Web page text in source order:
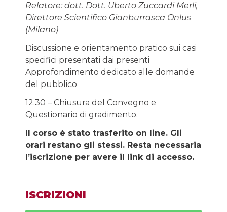
Relatore: dott. Dott. Uberto Zuccardi Merli,
Direttore Scientifico Gianburrasca Onlus
(Milano)
Discussione e orientamento pratico sui casi
specifici presentati dai presenti
Approfondimento dedicato alle domande
del pubblico
12.30 – Chiusura del Convegno e
Questionario di gradimento.
Il corso è stato trasferito on line. Gli
orari restano gli stessi. Resta necessaria
l’iscrizione per avere il link di accesso.
ISCRIZIONI